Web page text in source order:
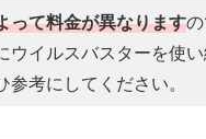
って料金が異なります
ウイルスバスターを使
参考にしてください。